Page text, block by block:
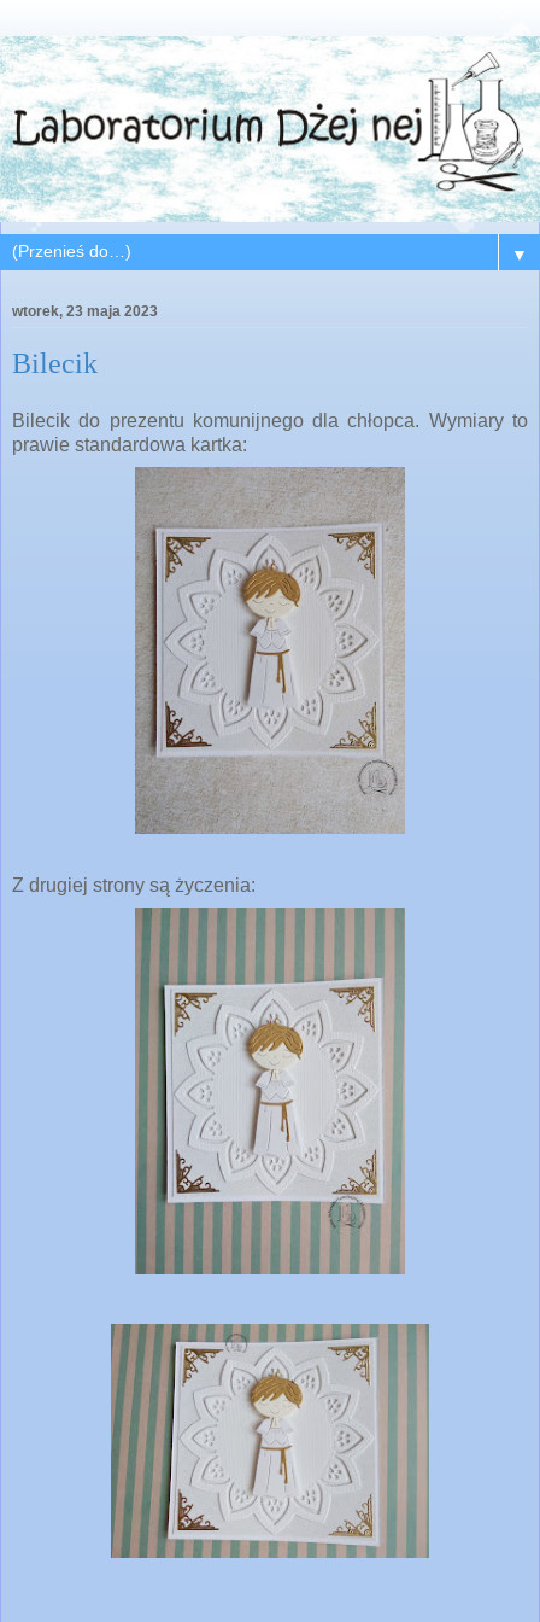
▼
wtorek, 23 maja 2023
Bilecik
Bilecik do prezentu komunijnego dla chłopca. Wymiary to
prawie standardowa kartka:
Z drugiej strony są życzenia: